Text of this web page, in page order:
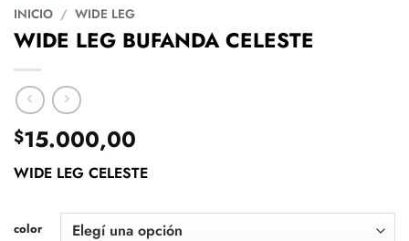
INICIO / WIDE LEG
WIDE LEG BUFANDA CELESTE
$15.000,00
WIDE LEG CELESTE
color